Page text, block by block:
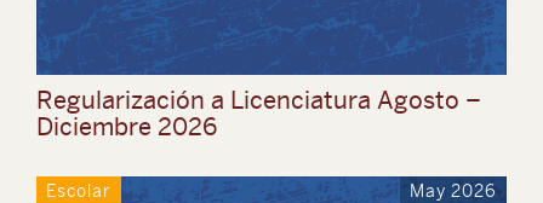
Regularización a Licenciatura Agosto –
Diciembre 2026
Escolar May 2026